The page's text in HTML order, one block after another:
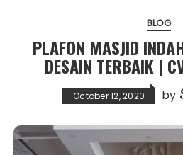
BLOG
PLAFON MASJID
DESAIN TERBAIK |
October 12, 2020 by